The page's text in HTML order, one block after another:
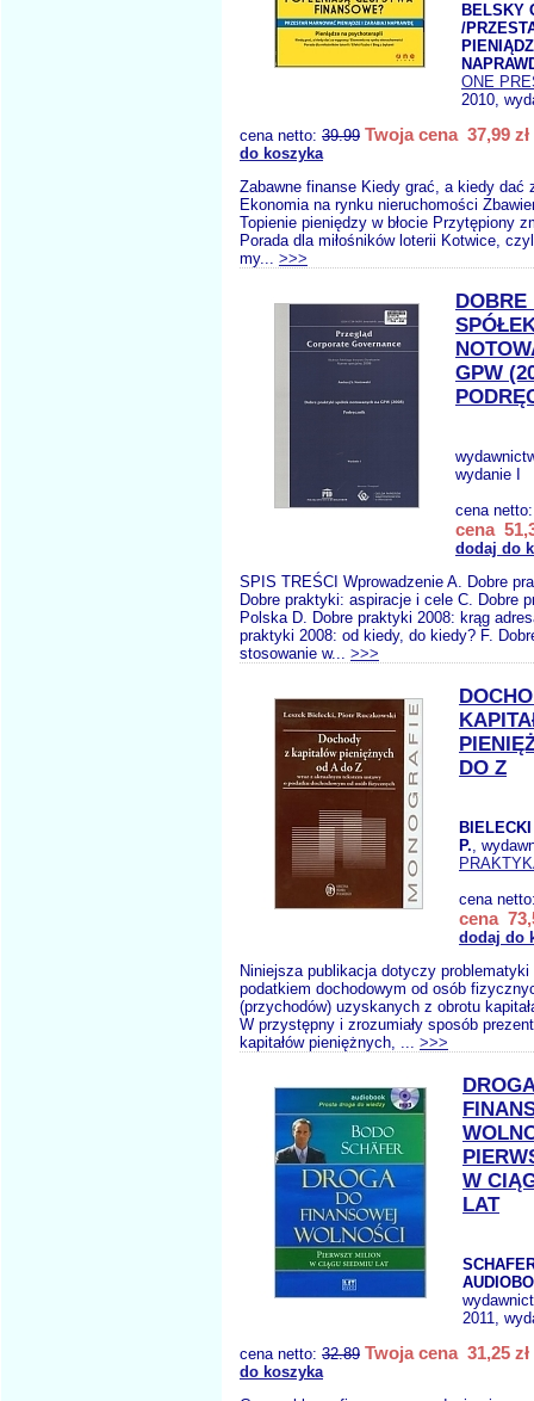
BELSKY
/
ONE
2010,
cena netto: 39.99 Twoja cena 37,99 zł
do koszyka
Zabawne finanse Kiedy grać, a kiedy dać
Ekonomia na rynku nieruchomości
Topienie pieniędzy w błocie Przytępiony
Porada dla miłośników loterii Kotwice,
my... >>>
DOBRE
GPW
wydanie I
cena
cena
dodaj do
SPIS TREŚCI Wprowadzenie A. Dobre
Dobre praktyki: aspiracje i cele C. Dobre
Polska D. Dobre praktyki 2008: krąg
praktyki 2008: od kiedy, do kiedy? F.
stosowanie w... >>>
DO Z
P.,
cena
cena
dodaj do
Niniejsza publikacja dotyczy problematyki
podatkiem dochodowym od osób
(przychodów) uzyskanych z obrotu
W przystępny i zrozumiały sposób
kapitałów pieniężnych, ... >>>
W
LAT
2011,
cena netto: 32.89 Twoja cena 31,25 zł
do koszyka